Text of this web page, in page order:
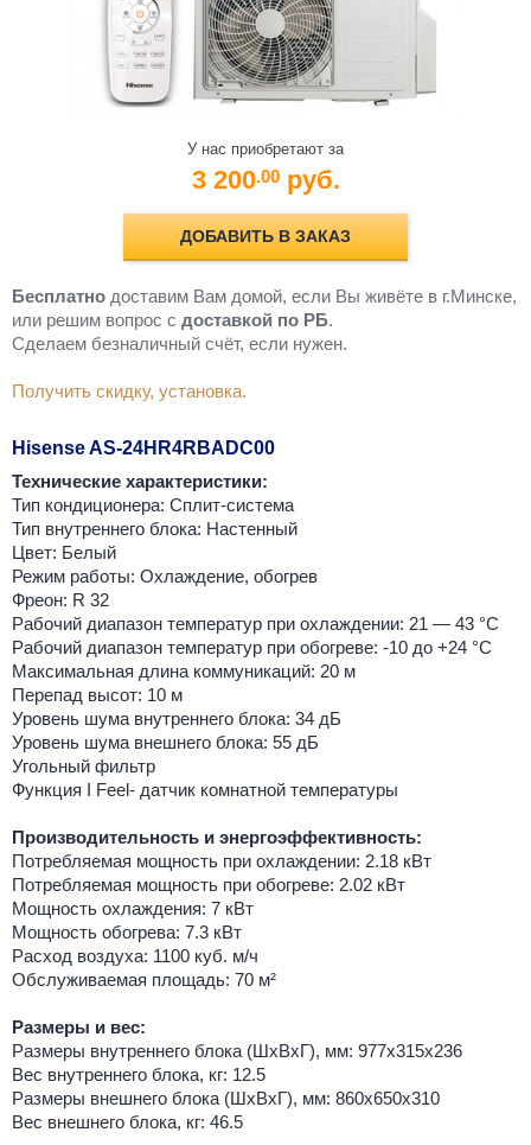
У нас приобретают за
3 200.00 руб.
ДОБАВИТЬ В ЗАКАЗ
Бесплатно доставим Вам домой, если Вы живёте в г.Минске,
или решим вопрос с доставкой по РБ.
Cделаем безналичный счёт, если нужен.
Получить скидку, установка.
Hisense AS-24HR4RBADC00
Технические характеристики:
Тип кондиционера: Сплит-система
Тип внутреннего блока: Настенный
Цвет: Белый
Режим работы: Охлаждение, обогрев
Фреон: R 32
Рабочий диапазон температур при охлаждении: 21 — 43 °C
Рабочий диапазон температур при обогреве: -10 до +24 °C
Максимальная длина коммуникаций: 20 м
Перепад высот: 10 м
Уровень шума внутреннего блока: 34 дБ
Уровень шума внешнего блока: 55 дБ
Угольный фильтр
Функция I Feel- датчик комнатной температуры
Производительность и энергоэффективность:
Потребляемая мощность при охлаждении: 2.18 кВт
Потребляемая мощность при обогреве: 2.02 кВт
Мощность охлаждения: 7 кВт
Мощность обогрева: 7.3 кВт
Расход воздуха: 1100 куб. м/ч
Обслуживаемая площадь: 70 м²
Размеры и вес:
Размеры внутреннего блока (ШхВхГ), мм: 977x315x236
Вес внутреннего блока, кг: 12.5
Размеры внешнего блока (ШхВхГ), мм: 860x650x310
Вес внешнего блока, кг: 46.5